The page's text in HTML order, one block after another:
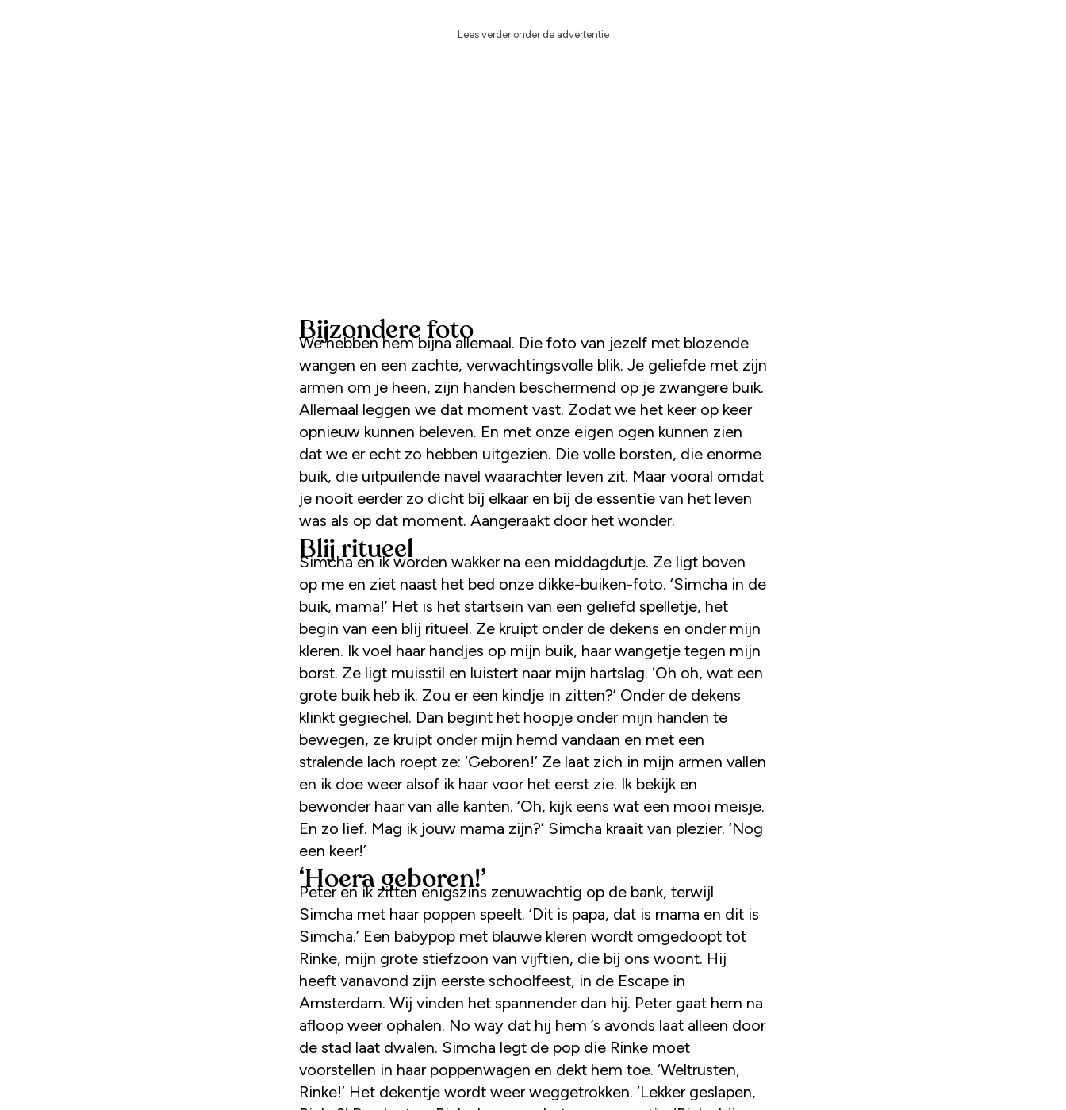
Lees verder onder de advertentie
Bijzondere foto
We hebben hem bijna allemaal. Die foto van jezelf met blozende
wangen en een zachte, verwachtingsvolle blik. Je geliefde met zijn
armen om je heen, zijn handen beschermend op je zwangere buik.
Allemaal leggen we dat moment vast. Zodat we het keer op keer
opnieuw kunnen beleven. En met onze eigen ogen kunnen zien
dat we er echt zo hebben uitgezien. Die volle borsten, die enorme
buik, die uitpuilende navel waarachter leven zit. Maar vooral omdat
je nooit eerder zo dicht bij elkaar en bij de essentie van het leven
was als op dat moment. Aangeraakt door het wonder.
Blij ritueel
Simcha en ik worden wakker na een middagdutje. Ze ligt boven
op me en ziet naast het bed onze dikke-buiken-foto. ‘Simcha in de
buik, mama!’ Het is het startsein van een geliefd spelletje, het
begin van een blij ritueel. Ze kruipt onder de dekens en onder mijn
kleren. Ik voel haar handjes op mijn buik, haar wangetje tegen mijn
borst. Ze ligt muisstil en luistert naar mijn hartslag. ‘Oh oh, wat een
grote buik heb ik. Zou er een kindje in zitten?’ Onder de dekens
klinkt gegiechel. Dan begint het hoopje onder mijn handen te
bewegen, ze kruipt onder mijn hemd vandaan en met een
stralende lach roept ze: ‘Geboren!’ Ze laat zich in mijn armen vallen
en ik doe weer alsof ik haar voor het eerst zie. Ik bekijk en
bewonder haar van alle kanten. ‘Oh, kijk eens wat een mooi meisje.
En zo lief. Mag ik jouw mama zijn?’ Simcha kraait van plezier. ‘Nog
een keer!’
‘Hoera geboren!’
Peter en ik zitten enigszins zenuwachtig op de bank, terwijl
Simcha met haar poppen speelt. ‘Dit is papa, dat is mama en dit is
Simcha.’ Een babypop met blauwe kleren wordt omgedoopt tot
Rinke, mijn grote stiefzoon van vijftien, die bij ons woont. Hij
heeft vanavond zijn eerste schoolfeest, in de Escape in
Amsterdam. Wij vinden het spannender dan hij. Peter gaat hem na
afloop weer ophalen. No way dat hij hem ’s avonds laat alleen door
de stad laat dwalen. Simcha legt de pop die Rinke moet
voorstellen in haar poppenwagen en dekt hem toe. ‘Weltrusten,
Rinke!’ Het dekentje wordt weer weggetrokken. ‘Lekker geslapen,